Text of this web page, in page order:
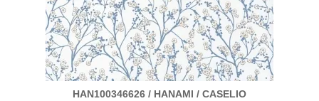
HAN100346626 / HANAMI / CASELIO